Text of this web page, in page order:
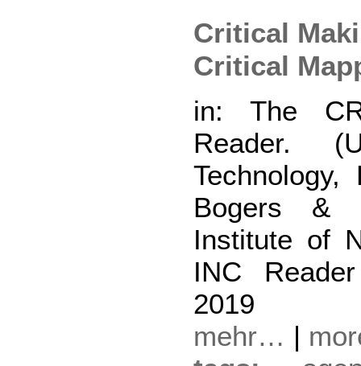
Critical
Critical
in: The
Reader.
Bogers &
Institute of
INC
2019
mehr… |